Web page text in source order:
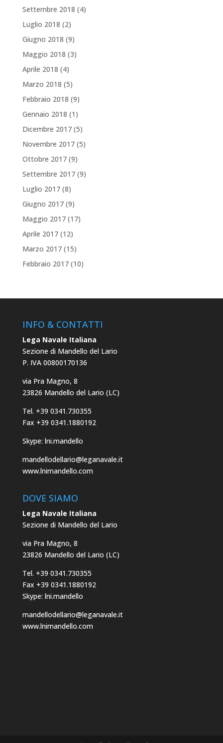
Settembre 2018 (4)
Luglio 2018 (2)
Giugno 2018 (9)
Maggio 2018 (3)
Aprile 2018 (4)
Marzo 2018 (5)
Febbraio 2018 (9)
Gennaio 2018 (1)
Dicembre 2017(5)
Novembre 2017(5)
Ottobre 2017(9)
Settembre 2017(9)
Luglio 2017(8)
Giugno 2017(9)
Maggio 2017(17)
Aprile 2017(12)
Marzo 2017(15)
Febbraio 2017(10)
INFO & CONTATTI
Lega Navale Italiana
Sezione di Mandello del Lario
P. IVA 00800170136
via Pra Magno, 8
23826 Mandello del Lario (LC)
Tel. +39 0341.730355
Fax +39 0341.1880192
Skype: lni.mandello
mandellodellario@leganavale.it
www.lnimandello.com
DOVE SIAMO
Lega Navale Italiana
Sezione di Mandello del Lario
via Pra Magno, 8
23826 Mandello del Lario (LC)
Tel. +39 0341.730355
Fax +39 0341.1880192
Skype: lni.mandello
mandellodellario@leganavale.it
www.lnimandello.com